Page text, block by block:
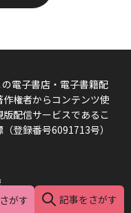
電子書店・電子書籍配
権者からコンテンツ使
配信サービスであるこ
登録番号6091713号）
メディアポリシー
がす 記事をさがす